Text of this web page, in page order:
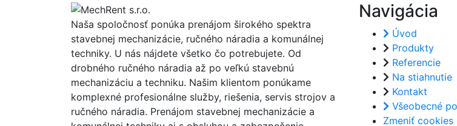
Naša spoločnosť ponúka prenájom širokého spektra
stavebnej mechanizácie, ručného náradia a komunálnej
techniky. U nás nájdete všetko čo potrebujete. Od
drobného ručného náradia až po veľkú stavebnú
mechanizáciu a techniku. Našim klientom ponúkame
komplexné profesionálne služby, riešenia, servis strojov a
ručného náradia. Prenájom stavebnej mechanizácie a
Navigácia
Úvod
Produkty
Referencie
Na stiahnutie
Kontakt
Všeobecné
Zmeniť cookies